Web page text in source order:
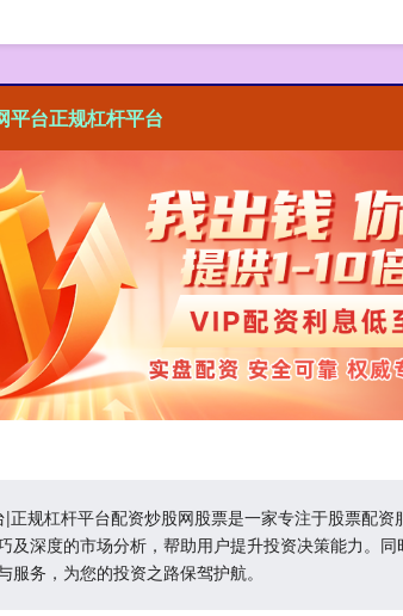
平台正规杠杆平台
规杠杆平台配资炒股网股票是一家专注于股票配
及深度的市场分析，帮助用户提升投资决策能力。
务，为您的投资之路保驾护航。